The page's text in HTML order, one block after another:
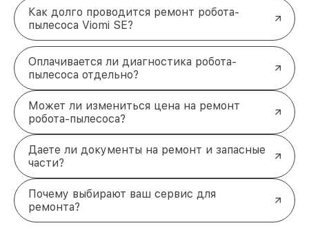
Как долго проводится ремонт робота-
пылесоса Viomi SE?
Оплачивается ли диагностика робота-
пылесоса отдельно?
Может ли измениться цена на ремонт
робота-пылесоса?
Даете ли документы на ремонт и запасные
части?
Почему выбирают ваш сервис для
ремонта?